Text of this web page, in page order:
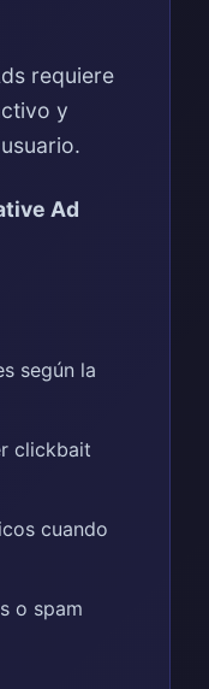
requiere
y
Ad
según la
clickbait
cuando
o spam